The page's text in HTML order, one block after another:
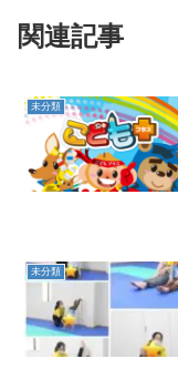
関連記事
未分類
未分類